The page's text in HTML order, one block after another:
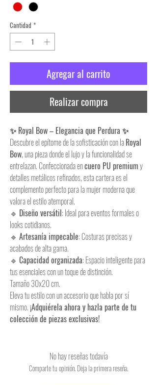
Cantidad *
Agregar al carrito
Realizar compra
✨ Royal Bow – Elegancia que Perdura ✨
Descubre el epítome de la sofisticación con laRoyal
Bow, una pieza donde el lujo y la funcionalidad se
entrelazan. Confeccionada encuero PU premiumy
detalles metálicos refinados, esta cartera es el
complemento perfecto para la mujer moderna que
valora el estilo atemporal.
🔹 Diseño versátil: Ideal para eventos formales o
looks cotidianos.
🔹 Artesanía impecable: Costuras precisas y
acabados de alta gama.
🔹 Capacidad organizada: Espacio inteligente para
tus esenciales con un toque de distinción.
Tamaño 30x20 cm.
Eleva tu estilo con un accesorio que habla por sí
mismo.¡Adquiérela ahora y hazla parte de tu
colección de piezas exclusivas!
No hay reseñas todavía
Comparte tu opinión. Deja la primera reseña.